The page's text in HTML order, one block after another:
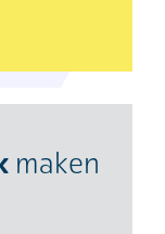
maken